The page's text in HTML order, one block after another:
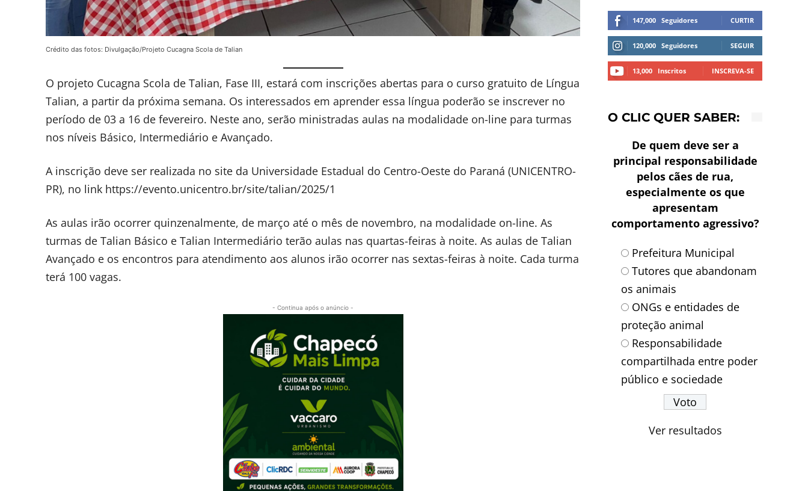
Crédito das fotos: Divulgação/Projeto Cucagna Scola de Talian
O projeto Cucagna Scola de Talian, Fase III, estará com inscrições abertas para o curso gratuito de Língua
Talian, a partir da próxima semana. Os interessados em aprender essa língua poderão se inscrever no
período de 03 a 16 de fevereiro. Neste ano, serão ministradas aulas na modalidade on-line para turmas
nos níveis Básico, Intermediário e Avançado.
A inscrição deve ser realizada no site da Universidade Estadual do Centro-Oeste do Paraná (UNICENTRO-
PR), no link https://evento.unicentro.br/site/talian/2025/1
As aulas irão ocorrer quinzenalmente, de março até o mês de novembro, na modalidade on-line. As
turmas de Talian Básico e Talian Intermediário terão aulas nas quartas-feiras à noite. As aulas de Talian
Avançado e os encontros para atendimento aos alunos irão ocorrer nas sextas-feiras à noite. Cada turma
terá 100 vagas.
- Continua após o anúncio -
147,000 Seguidores CURTIR
120,000 Seguidores SEGUIR
13,000 Inscritos INSCREVA-SE
O CLIC QUER SABER:
De quem deve ser a
principal responsabilidade
pelos cães de rua,
especialmente os que
apresentam
comportamento agressivo?
Prefeitura Municipal
Tutores que abandonam
os animais
ONGs e entidades de
proteção animal
Responsabilidade
compartilhada entre poder
público e sociedade
Ver resultados